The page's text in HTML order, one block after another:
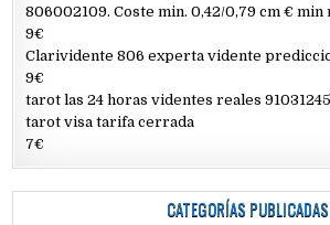
806002109. Coste min. 0,42/0,79 cm € min
9€
Clarividente 806 experta vidente
9€
tarot las 24 horas videntes reales
tarot visa tarifa cerrada
7€
CATEGORÍAS PUBLICADAS